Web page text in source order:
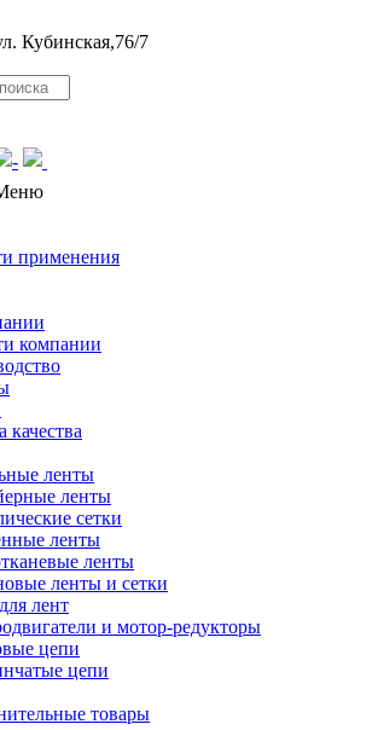
Кубинская,76/7
применения
компании
качества
ленты
ленты
сетки
ленты
ленты
ленты и сетки
лент
и мотор-редукторы
цепи
цепи
товары